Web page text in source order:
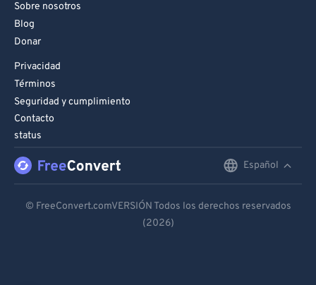
Sobre nosotros
Blog
Donar
Privacidad
Términos
Seguridad y cumplimiento
Contacto
status
Español
Español
© FreeConvert.comVERSIÓN Todos los derechos reservados
(2026)